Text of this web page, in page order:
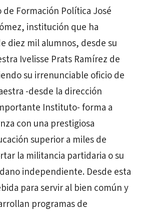
Formación Política José
institución que ha
diez mil alumnos, desde su
Ivelisse Prats Ramírez de
su irrenunciable oficio de
-desde la dirección
Instituto- forma a
con una prestigiosa
superior a miles de
la militancia partidaria o su
independiente. Desde esta
para servir al bien común y
programas de